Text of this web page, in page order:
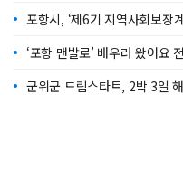
포항시, ‘제6기 지역사회보장
‘포항 맨발로’ 배우러 왔어요
군위군 드림스타트, 2박 3일